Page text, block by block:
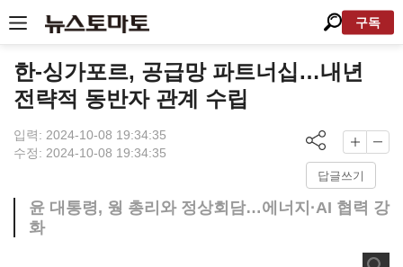
구독
한-싱가포르, 공급망 파트너십…내년
전략적 동반자 관계 수립
입력: 2024-10-08 19:34:35
수정: 2024-10-08 19:34:35
답글쓰기
윤 대통령, 웡 총리와 정상회담…에너지·AI 협력 강
화